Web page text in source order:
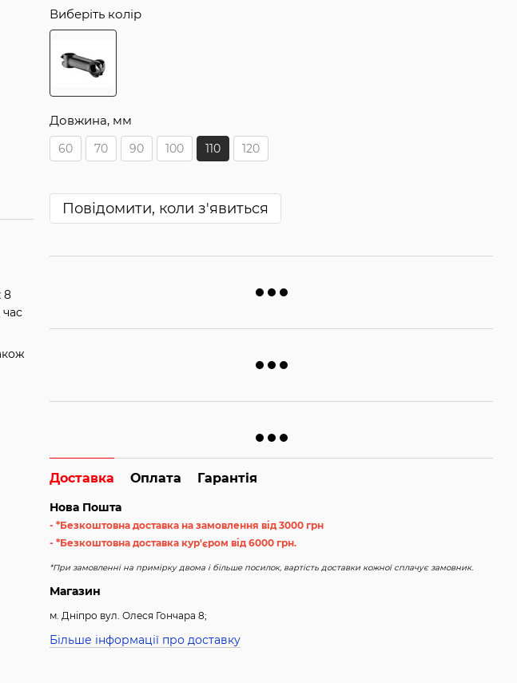
8
час
Виберіть колір
Довжина, мм
60 70 90 100 110 120
Повідомити, коли з'явиться
Доставка Оплата Гарантія
Нова Пошта
- *Безкоштовна доставка на замовлення від 3000 грн
- *Безкоштовна доставка кур'єром від 6000 грн.
*При замовленні на примірку двома і більше посилок, вартість доставки кожної сплачує замовник.
Магазин
м. Дніпро вул. Олеся Гончара 8;
Більше інформації про доставку